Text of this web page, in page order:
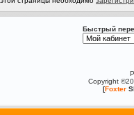
Быстрый
Copyright
[Foxter